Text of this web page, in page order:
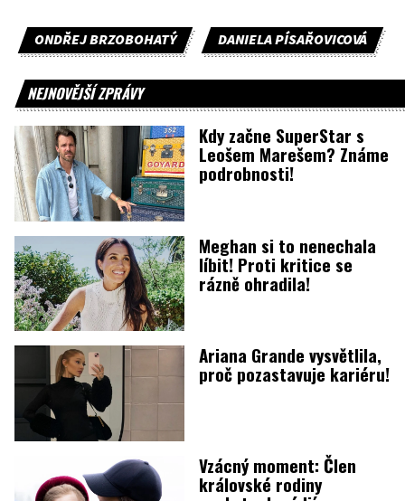
ONDŘEJ BRZOBOHATÝ DANIELA PÍSAŘOVICOVÁ
NEJNOVĚJŠÍ ZPRÁVY
Kdy začne SuperStar s
Leošem Marešem? Známe
podrobnosti!
Meghan si to nenechala
líbit! Proti kritice se
rázně ohradila!
Ariana Grande vysvětlila,
proč pozastavuje kariéru!
Vzácný moment: Člen
královské rodiny